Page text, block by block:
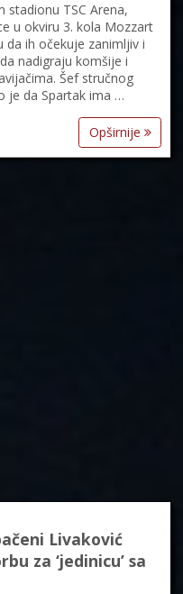
stadionu TSC Arena,
u okviru 3. kola Mozzart
da ih očekuje zanimljiv i
nadigraju komšije i
Šef stručnog
je da Spartak ima …
Opširnije
Livaković
za ‘jedinicu’ sa